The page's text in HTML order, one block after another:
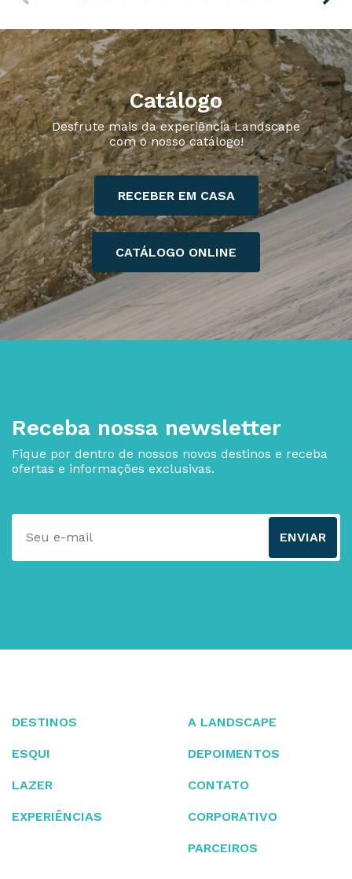
Catálogo
Desfrute mais da experiência Landscape
com o nosso catálogo!
RECEBER EM CASA
CATÁLOGO ONLINE
Receba nossa newsletter
Fique por dentro de nossos novos destinos e receba
ofertas e informações exclusivas.
ENVIAR
DESTINOS
ESQUI
LAZER
EXPERIÊNCIAS
A LANDSCAPE
DEPOIMENTOS
CONTATO
CORPORATIVO
PARCEIROS